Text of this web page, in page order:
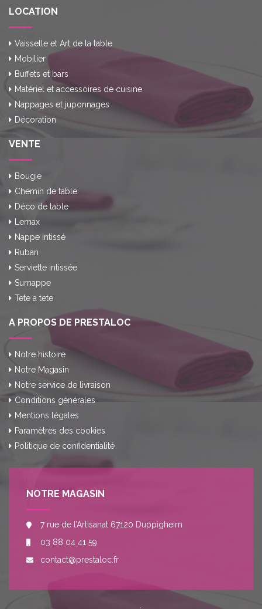
LOCATION
Vaisselle et Art de la table
Mobilier
Buffets et bars
Matériel et accessoires de cuisine
Nappages et juponnages
Décoration
VENTE
Bougie
Chemin de table
Déco de table
Lemax
Nappe intissé
Ruban
Serviette intissée
Surnappe
Tete a tete
A PROPOS DE PRESTALOC
Notre histoire
Notre Magasin
Notre service de livraison
Conditions générales
Mentions légales
Paramètres des cookies
Politique de confidentialité
NOTRE MAGASIN
7 rue de l’Artisanat 67120 Duppigheim
03 88 04 41 59
contact@prestaloc.fr